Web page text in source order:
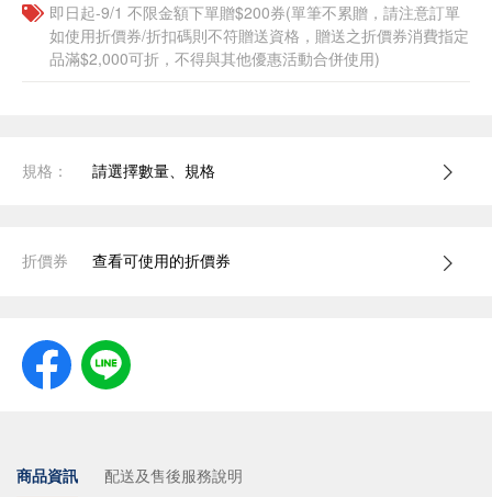
即日起-9/1 不限金額下單贈$200券(單筆不累贈，請注意訂單
如使用折價券/折扣碼則不符贈送資格，贈送之折價券消費指定
品滿$2,000可折，不得與其他優惠活動合併使用)
規格： 請選擇數量、規格
折價券 查看可使用的折價券
商品資訊 配送及售後服務說明